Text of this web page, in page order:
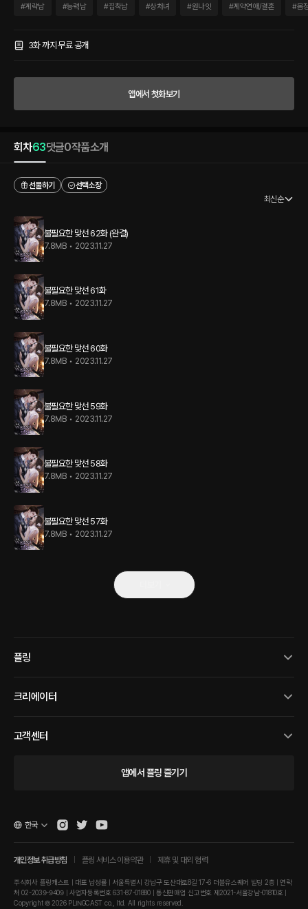
이성을 마비시켜.” 누구든 좋으니, 결혼 상대가 필요한 서현에게 준혁은 가장 듣고 싶었
라고 여긴다면 다시 시작하죠.” “그게 무슨.” “난 같은 실수를 절대 반복하지 않을 테니
#계략남 #능력남 #집착남 #상처녀 #원나잇 #계약연애/결혼 #몸
3화 까지 무료 공개
앱에서 첫화보기
회차63댓글0작품소개
선물하기
선택소장
최신순
불필요한 맞선 62화 (완결)
7.8MB • 2023.11.27
불필요한 맞선 61화
7.8MB • 2023.11.27
불필요한 맞선 60화
7.8MB • 2023.11.27
불필요한 맞선 59화
7.8MB • 2023.11.27
불필요한 맞선 58화
7.8MB • 2023.11.27
불필요한 맞선 57화
7.8MB • 2023.11.27
플링
크리에이터
고객센터
앱에서 플링 즐기기
개인정보 취급방침 플링 서비스 이용약관 제휴 및 대외 협력
주식회사 플링캐스트 | 대표 남성률 | 서울특별시 강남구 도산대로8길 17-6 더블유스퀘어 빌딩 2층 | 연락
처 02-2039-9409 | 사업자등록번호 631-87-01880 | 통신판매업 신고번호 제2021-서울강남-01810호 |
Copyright © 2026 PLINGCAST co., ltd. All rights reserved.
한국